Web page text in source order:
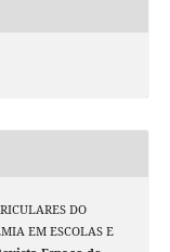
DO
EM ESCOLAS E